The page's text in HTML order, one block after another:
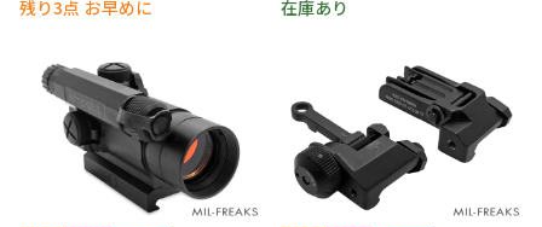
残り3点 お早めに
在庫あり